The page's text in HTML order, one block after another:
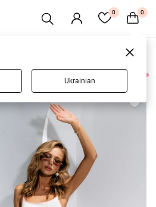
0 0
16 товарів
Ukrainian